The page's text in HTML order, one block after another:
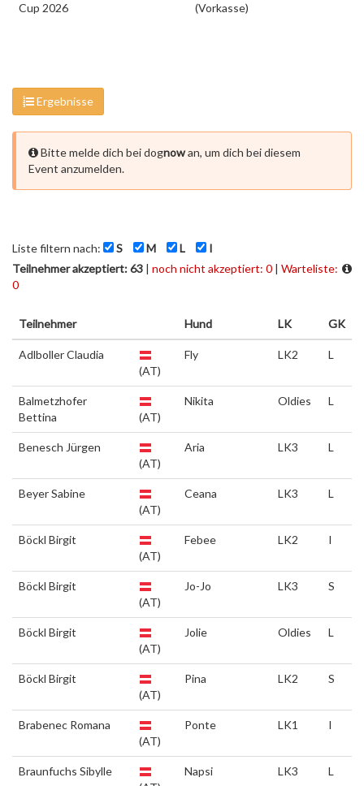
Cup 2026
(Vorkasse)
Ergebnisse
Bitte melde dich bei dognowan, um dich bei diesem
Event anzumelden.
Liste filtern nach: S M L
I
Teilnehmer akzeptiert: 63 | noch nicht akzeptiert: 0 | Warteliste:
0
Teilnehmer Hund LK GK
Adlboller Claudia
(AT)
Fly LK2 L
Balmetzhofer
Bettina
(AT)
Nikita Oldies L
Benesch Jürgen
(AT)
Aria LK3 L
Beyer Sabine
(AT)
Ceana LK3 L
Böckl Birgit
(AT)
Febee LK2 I
Böckl Birgit
(AT)
Jo-Jo LK3 S
Böckl Birgit
(AT)
Jolie Oldies L
Böckl Birgit
(AT)
Pina LK2 S
Brabenec Romana
(AT)
Ponte LK1 I
Braunfuchs Sibylle
Napsi LK3 L